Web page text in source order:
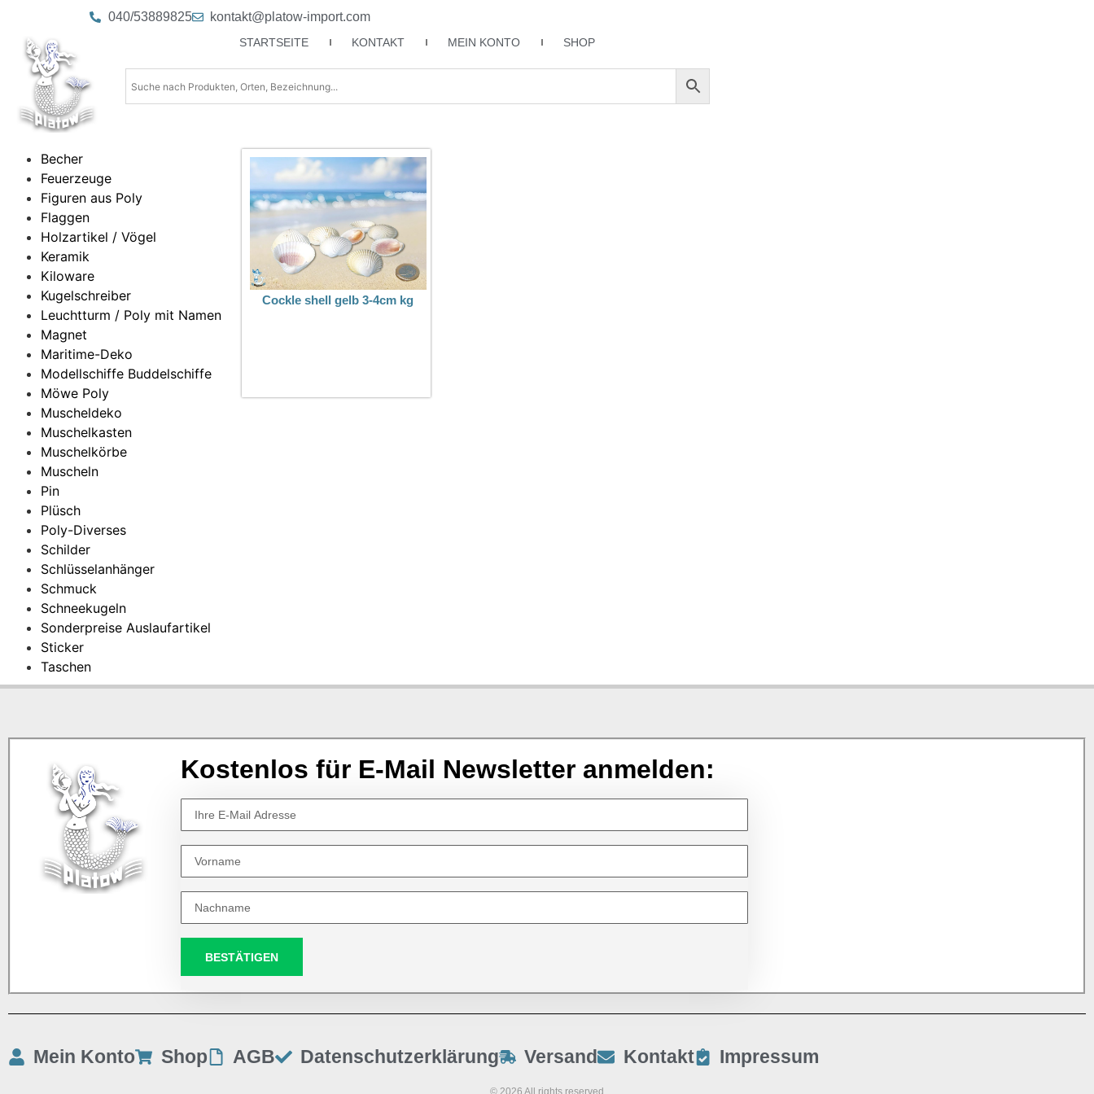
040/53889825 kontakt@platow-import.com
STARTSEITE KONTAKT MEIN KONTO SHOP
Becher
Feuerzeuge
Figuren aus Poly
Flaggen
Holzartikel / Vögel
Keramik
Kiloware
Kugelschreiber
Leuchtturm / Poly mit Namen
Magnet
Maritime-Deko
Modellschiffe Buddelschiffe
Möwe Poly
Muscheldeko
Muschelkasten
Muschelkörbe
Muscheln
Pin
Plüsch
Poly-Diverses
Schilder
Schlüsselanhänger
Schmuck
Schneekugeln
Sonderpreise Auslaufartikel
Sticker
Taschen
Cockle shell gelb 3-4cm kg
Kostenlos für E-Mail Newsletter anmelden:
BESTÄTIGEN
Mein Konto Shop AGB Datenschutzerklärung Versand Kontakt Impressum